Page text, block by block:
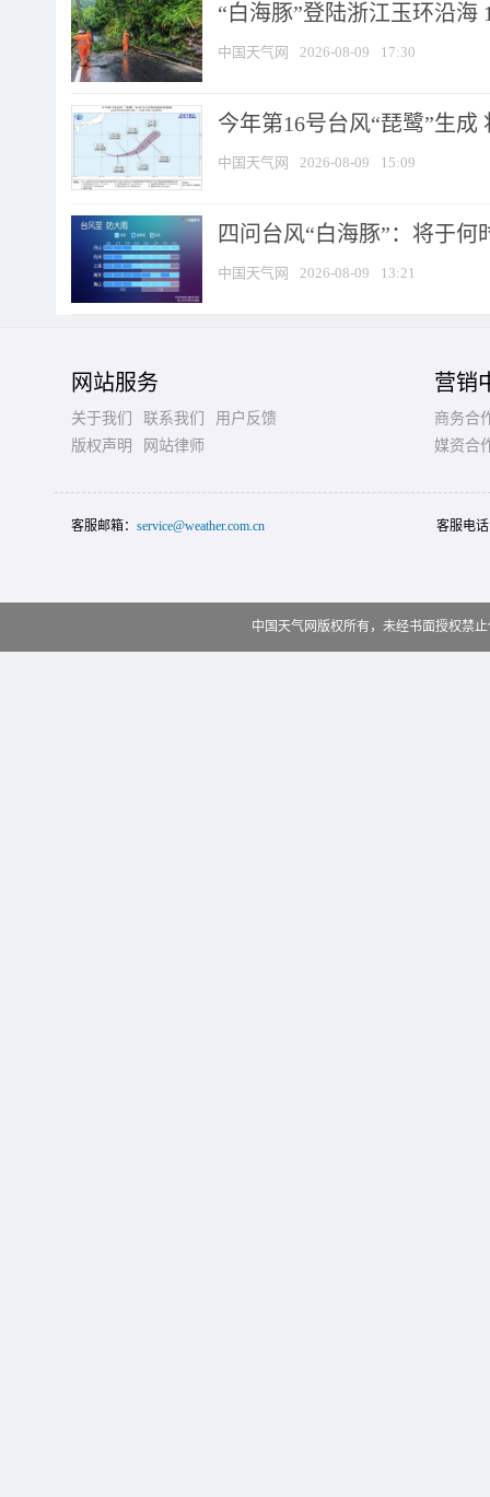
“白海豚”登陆浙江玉环沿海
中国天气网 2026-08-09 17:30
今年第16号台风“琵鹭”生
中国天气网 2026-08-09 15:09
四问台风“白海豚”：将于
中国天气网 2026-08-09 13:21
网站服务
关于我们 联系我们
用户反馈
版权声明
网站律师
营销
商务合
媒资合
客服邮箱： service@weather.com.cn 客服电
中国天气网版权所有，未经书面授权